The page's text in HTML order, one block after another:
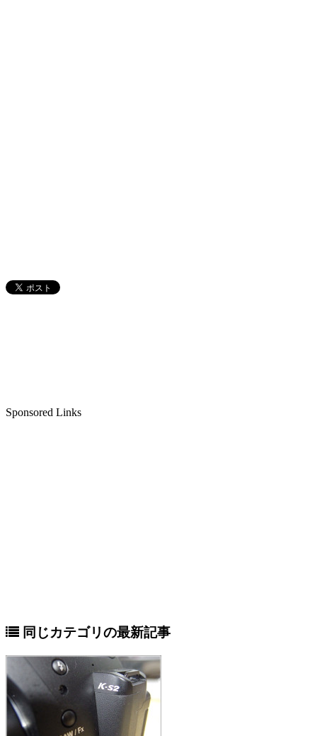
Sponsored Links
同じカテゴリの最新記事